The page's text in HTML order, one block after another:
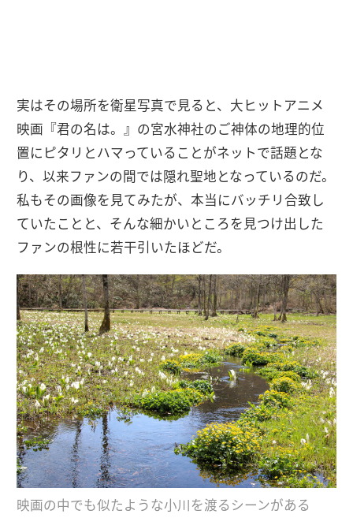
実はその場所を衛星写真で見ると、大ヒットアニメ
映画『君の名は。』の宮水神社のご神体の地理的位
置にピタリとハマっていることがネットで話題とな
り、以来ファンの間では隠れ聖地となっているのだ。
私もその画像を見てみたが、本当にバッチリ合致し
ていたことと、そんな細かいところを見つけ出した
ファンの根性に若干引いたほどだ。
映画の中でも似たような小川を渡るシーンがある